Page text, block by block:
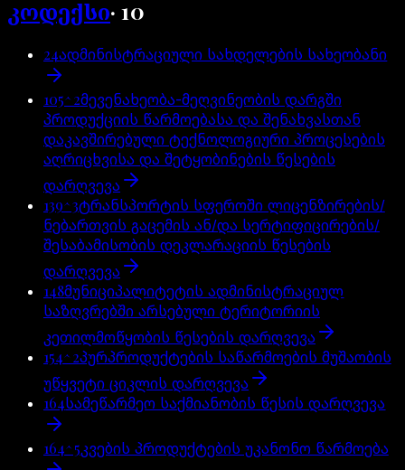
კოდექსი·10
24ადმინისტრაციული სახდელების სახეობანი
105^2მევენახეობა-მეღვინეობის დარგში
პროდუქციის წარმოებასა და შენახვასთან
დაკავშირებული ტექნოლოგიური პროცესების
აღრიცხვისა და შეტყობინების წესების
დარღვევა
139^3ტრანსპორტის სფეროში ლიცენზირების/
ნებართვის გაცემის ან/და სერტიფიცირების/
შესაბამისობის დეკლარაციის წესების
დარღვევა
148მუნიციპალიტეტის ადმინისტრაციულ
საზღვრებში არსებული ტერიტორიის
კეთილმოწყობის წესების დარღვევა
154^2პურპროდუქტების საწარმოების მუშაობის
უწყვეტი ციკლის დარღვევა
164სამეწარმეო საქმიანობის წესის დარღვევა
164^5კვების პროდუქტების უკანონო წარმოება